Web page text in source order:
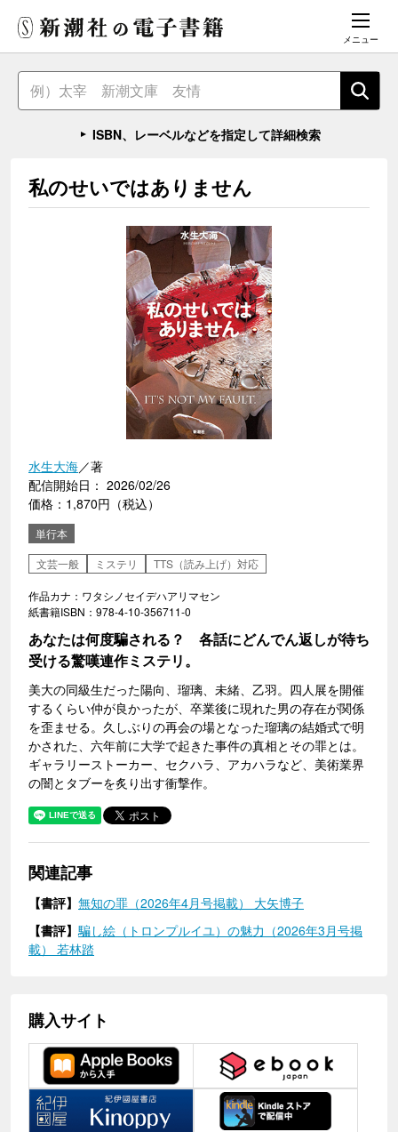
メニュー
ISBN、レーベルなどを指定して詳細検索
私のせいではありません
水生大海／著
配信開始日： 2026/02/26
価格：1,870円（税込）
単行本
文芸一般
ミステリ TTS（読み上げ）対応
作品カナ：ワタシノセイデハアリマセン
紙書籍ISBN：978-4-10-356711-0
あなたは何度騙される？ 各話にどんでん返しが待ち
受ける驚嘆連作ミステリ。
美大の同級生だった陽向、瑠璃、未緒、乙羽。四人展を開催
するくらい仲が良かったが、卒業後に現れた男の存在が関係
を歪ませる。久しぶりの再会の場となった瑠璃の結婚式で明
かされた、六年前に大学で起きた事件の真相とその罪とは。
ギャラリーストーカー、セクハラ、アカハラなど、美術業界
の闇とタブーを炙り出す衝撃作。
関連記事
【書評】 無知の罪（2026年4月号掲載） 大矢博子
【書評】騙し絵（トロンプルイユ）の魅力（2026年3月号掲
載） 若林踏
購入サイト